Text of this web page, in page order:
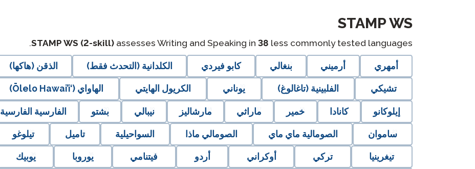
STAMP WS
STAMP WS (2-skill) assesses Writing and Speaking in38 less commonly tested languages.
أمهري أرميني بنغالي كابو فيردي الكلدانية (التحدث فقط) الذقن (هاكها)
تشيكي الفلبينية (تاغالوغ) يوناني الكريول الهايتي الهاواي (‘Ōlelo Hawai’i)
إيلوكانو كانادا خمير ماراثي مارشاليز نيبالي بشتو الفارسية الفارسية
ساموان الصومالية ماي ماي الصومالي ماذا السواحيلية تاميل تيلوغو
تيغرينيا تركي أوكراني أردو فيتنامي يوروبا يوبيك